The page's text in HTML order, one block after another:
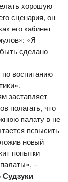
хорошую
сценария, он
его кабинет
«Я
сделано
воспитанию
заставляет
полагать, что
палату в не
повысить
новый
попытки
–
Судзуки.